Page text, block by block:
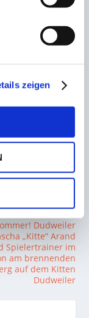
zeigen
FÜR DIE
Dudweiler
„Kitte“ Arand
Spielertrainer im
am brennenden
auf dem Kitten
Dudweiler